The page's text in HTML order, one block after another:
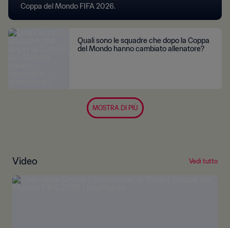
Coppa del Mondo FIFA 2026.
Quali sono le squadre che dopo la Coppa
del Mondo hanno cambiato allenatore?
MOSTRA DI PIÙ
Video Vedi tutto